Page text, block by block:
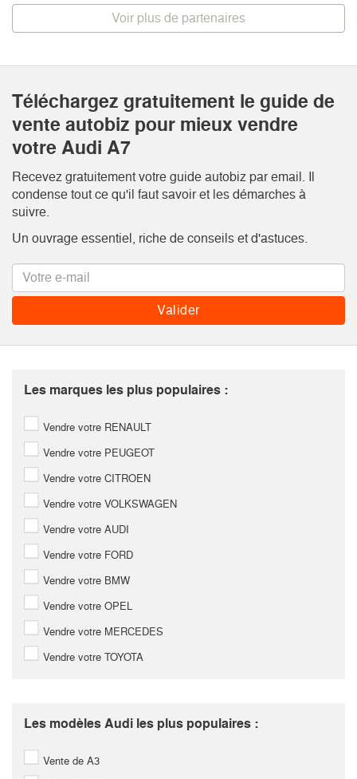
Voir plus de partenaires
Téléchargez gratuitement le guide de
vente autobiz pour mieux vendre
votre Audi A7
Recevez gratuitement votre guide autobiz par email. Il
condense tout ce qu'il faut savoir et les démarches à
suivre.
Un ouvrage essentiel, riche de conseils et d'astuces.
Les marques les plus populaires :
Vendre votre RENAULT
Vendre votre PEUGEOT
Vendre votre CITROEN
Vendre votre VOLKSWAGEN
Vendre votre AUDI
Vendre votre FORD
Vendre votre BMW
Vendre votre OPEL
Vendre votre MERCEDES
Vendre votre TOYOTA
Les modèles Audi les plus populaires :
Vente de A3